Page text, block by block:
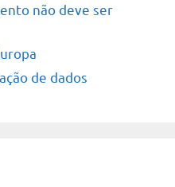
não deve ser
de dados